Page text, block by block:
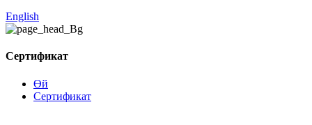
English
Сертификат
Өй
Сертификат